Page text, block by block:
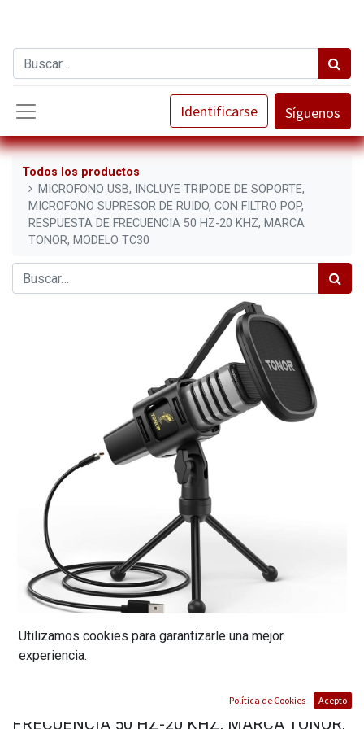
Identificarse Síguenos
Todos los productos
MICROFONO USB, INCLUYE TRIPODE DE SOPORTE,
MICROFONO SUPRESOR DE RUIDO, CON FILTRO POP,
RESPUESTA DE FRECUENCIA 50 HZ-20 KHZ, MARCA
TONOR, MODELO TC30
MICROFONO USB, INCLUYE TRIPODE DE
CON FILTRO POP, RESPUESTA DE
FRECUENCIA 50 HZ-20 KHZ, MARCA TONOR,
Utilizamos cookies para garantizarle una mejor
experiencia.
Política de Cookies Acepto